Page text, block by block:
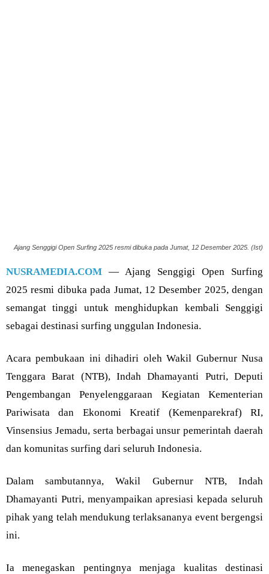
Ajang Senggigi Open Surfing 2025 resmi dibuka pada Jumat, 12 Desember 2025. (Ist)
NUSRAMEDIA.COM — Ajang Senggigi Open Surfing
2025 resmi dibuka pada Jumat, 12 Desember 2025, dengan
semangat tinggi untuk menghidupkan kembali Senggigi
sebagai destinasi surfing unggulan Indonesia.
Acara pembukaan ini dihadiri oleh Wakil Gubernur Nusa
Tenggara Barat (NTB), Indah Dhamayanti Putri, Deputi
Pengembangan Penyelenggaraan Kegiatan Kementerian
Pariwisata dan Ekonomi Kreatif (Kemenparekraf) RI,
Vinsensius Jemadu, serta berbagai unsur pemerintah daerah
dan komunitas surfing dari seluruh Indonesia.
Dalam sambutannya, Wakil Gubernur NTB, Indah
Dhamayanti Putri, menyampaikan apresiasi kepada seluruh
pihak yang telah mendukung terlaksananya event bergengsi
ini.
Ia menegaskan pentingnya menjaga kualitas destinasi